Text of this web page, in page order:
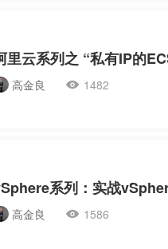
高金良 1482
系列：实战
高金良 1586